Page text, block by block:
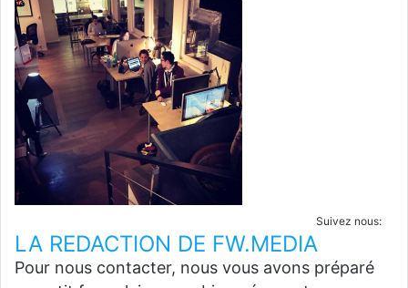
Suivez nous:
LA REDACTION DE FW.MEDIA
Pour nous contacter, nous vous avons préparé